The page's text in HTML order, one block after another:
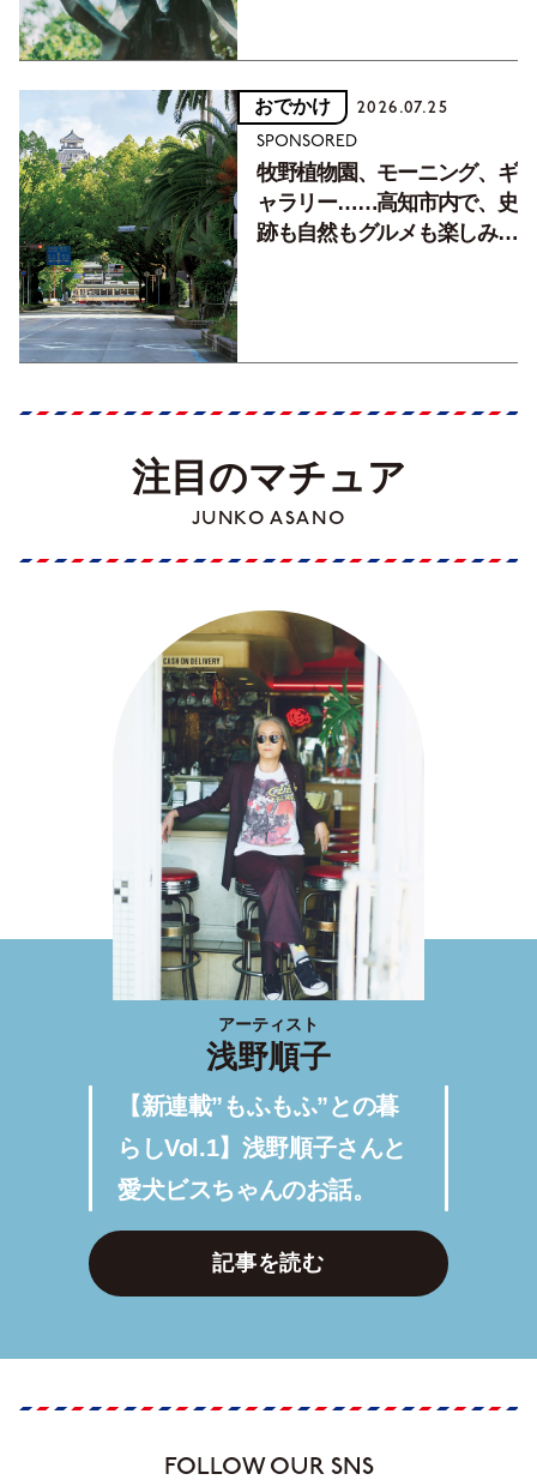
おでかけ 2026.07.25
SPONSORED
牧野植物園、モーニング、ギ
ャラリー……高知市内で、史
跡も自然もグルメも楽しみ尽
注目のマチュア
JUNKO ASANO
アーティスト
浅野順子
【新連載”もふもふ”との暮
らしVol.1】浅野順子さんと
愛犬ビスちゃんのお話。
記事を読む
FOLLOW OUR SNS